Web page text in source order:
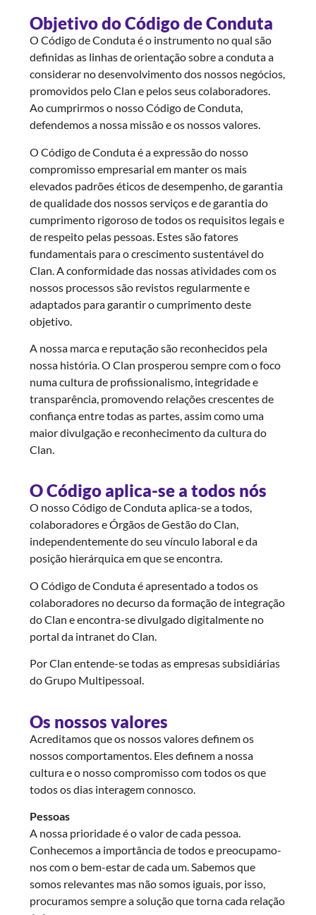
Objetivo do Código de Conduta
O Código de Conduta é o instrumento no qual são
definidas as linhas de orientação sobre a conduta a
considerar no desenvolvimento dos nossos negócios,
promovidos pelo Clan e pelos seus colaboradores.
Ao cumprirmos o nosso Código de Conduta,
defendemos a nossa missão e os nossos valores.
O Código de Conduta é a expressão do nosso
compromisso empresarial em manter os mais
elevados padrões éticos de desempenho, de garantia
de qualidade dos nossos serviços e de garantia do
cumprimento rigoroso de todos os requisitos legais e
de respeito pelas pessoas. Estes são fatores
fundamentais para o crescimento sustentável do
Clan. A conformidade das nossas atividades com os
nossos processos são revistos regularmente e
adaptados para garantir o cumprimento deste
objetivo.
A nossa marca e reputação são reconhecidos pela
nossa história. O Clan prosperou sempre com o foco
numa cultura de profissionalismo, integridade e
transparência, promovendo relações crescentes de
confiança entre todas as partes, assim como uma
maior divulgação e reconhecimento da cultura do
Clan.
O Código aplica-se a todos nós
O nosso Código de Conduta aplica-se a todos,
colaboradores e Órgãos de Gestão do Clan,
independentemente do seu vínculo laboral e da
posição hierárquica em que se encontra.
O Código de Conduta é apresentado a todos os
colaboradores no decurso da formação de integração
do Clan e encontra-se divulgado digitalmente no
portal da intranet do Clan.
Por Clan entende-se todas as empresas subsidiárias
do Grupo Multipessoal.
Os nossos valores​
Acreditamos que os nossos valores definem os
nossos comportamentos. Eles definem a nossa
cultura e o nosso compromisso com todos os que
todos os dias interagem connosco.
Pessoas
A nossa prioridade é o valor de cada pessoa.
Conhecemos a importância de todos e preocupamo-
nos com o bem-estar de cada um. Sabemos que
somos relevantes mas não somos iguais, por isso,
procuramos sempre a solução que torna cada relação